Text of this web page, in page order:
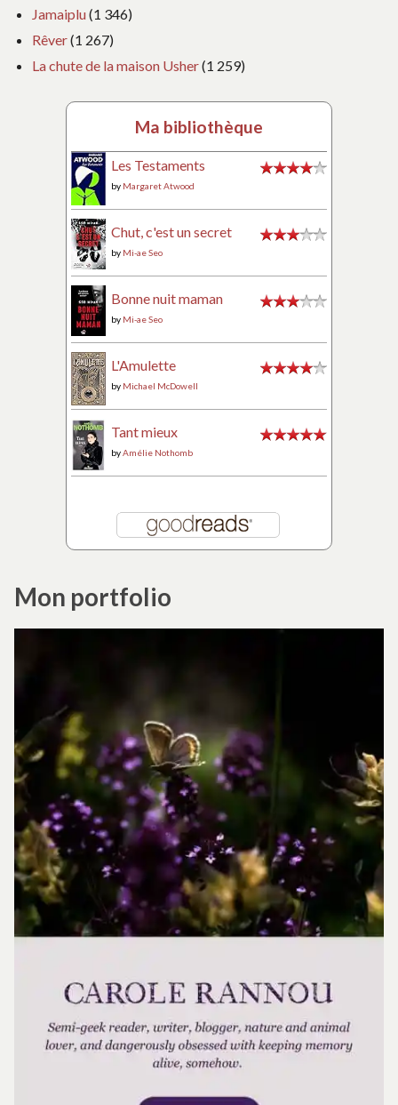
Jamaiplu(1 346)
Rêver(1 267)
La chute de la maison Usher(1 259)
Ma bibliothèque
Les Testaments
by Margaret Atwood
Chut, c'est un secret
by Mi-ae Seo
Bonne nuit maman
by Mi-ae Seo
L'Amulette
by Michael McDowell
Tant mieux
byAmélie Nothomb
Mon portfolio